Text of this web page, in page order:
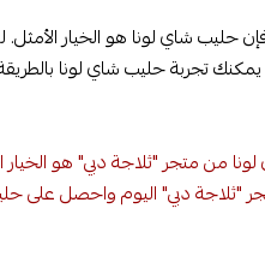
شاي لونا هو الخيار الأمثل. لن
تجربة حليب شاي لونا
من متجر "ثلاجة دبي" هو الخيار
"ثلاجة دبي" اليوم واحصل على